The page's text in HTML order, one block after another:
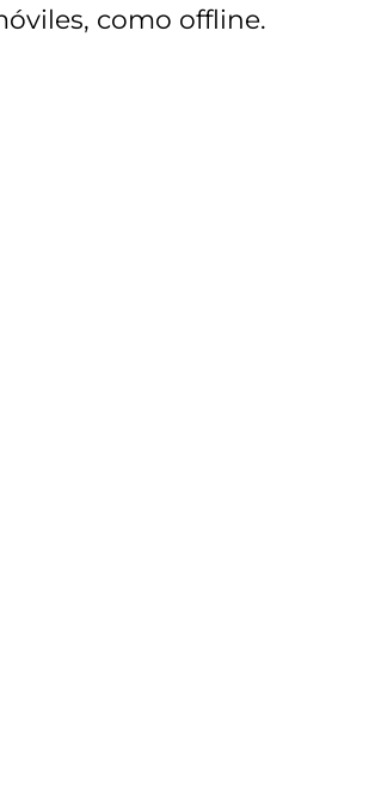
como offline.